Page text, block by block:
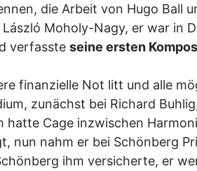
die Arbeit von Hugo Ball
Moholy-Nagy, er war in
verfasste seine ersten
finanzielle Not litt und alle
zunächst bei Richard
hatte Cage inzwischen
nun nahm er bei Schönberg
ihm versicherte, er